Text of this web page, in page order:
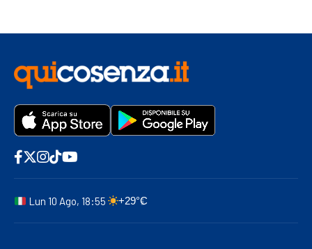
Lun 10 Ago, 18:55 +29°C